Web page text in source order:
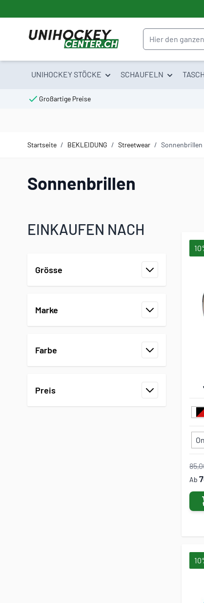
Suche
UNIHOCKEY STÖCKE SCHAUFELN
Großartige Preise
Startseite / BEKLEIDUNG / Streetwear / Sonnenbrillen
Sonnenbrillen
EINKAUFEN NACH
Grösse
Marke
Farbe
Preis
Ab